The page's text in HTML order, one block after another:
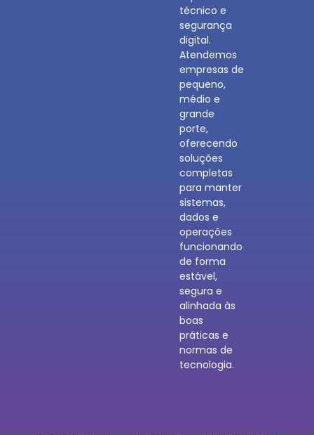
técnico e
segurança
digital.
Atendemos
empresas de
pequeno,
médio e
grande
porte,
oferecendo
soluções
completas
para manter
sistemas,
dados e
operações
funcionando
de forma
estável,
segura e
alinhada às
boas
práticas e
normas de
tecnologia.